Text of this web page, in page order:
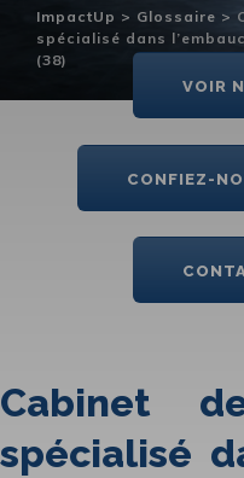
ImpactUp > Glossaire >
spécialisé dans
(38)
VOIR
CONFIEZ-
Cabinet
spécialisé